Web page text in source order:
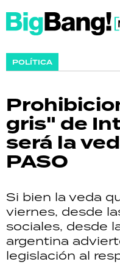
POLÍTICA
gris" de
será la
PASO
Si bien la veda
viernes, desde
sociales, desde
argentina
legislación al
SHOW
ECONOMÍA
GRAN
SALUD